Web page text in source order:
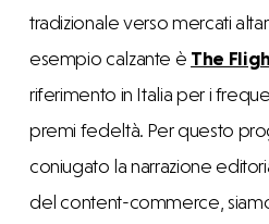
tradizionale verso mercati
esempio calzante è The
riferimento in Italia per i
premi fedeltà. Per questo
coniugato la narrazione
delcontent-commerce ,